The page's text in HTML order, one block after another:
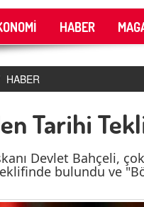
HABER
HABER
Tarihi
Devlet Bahçeli,
bulundu ve